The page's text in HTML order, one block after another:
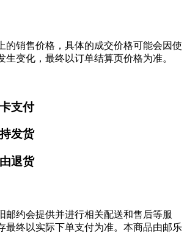
的销售价格，具体的成交价格可能会因使
生变化，最终以订单结算页价格为准。
支付
发货
退货
邮约会提供并进行相关配送和售后等服
最终以实际下单支付为准。本商品由邮乐